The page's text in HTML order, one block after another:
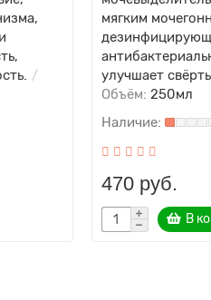
мягким
улучшает
Объём: 250мл
470 руб.
В